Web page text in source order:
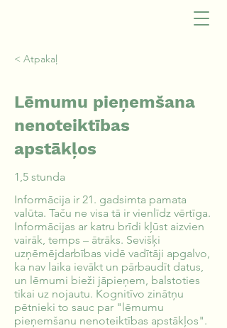
< Atpakaļ
Lēmumu pieņemšana
nenoteiktības
apstākļos
1,5 stunda
Informācija ir 21. gadsimta pamata
valūta. Taču ne visa tā ir vienlīdz vērtīga.
Informācijas ar katru brīdi kļūst aizvien
vairāk, temps – ātrāks. Sevišķi
uzņēmējdarbības vidē vadītāji apgalvo,
ka nav laika ievākt un pārbaudīt datus,
un lēmumi bieži jāpieņem, balstoties
tikai uz nojautu. Kognitīvo zinātņu
pētnieki to sauc par "lēmumu
pieņemšanu nenoteiktības apstākļos".